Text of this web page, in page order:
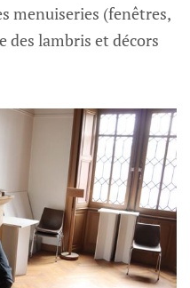
menuiseries (fenêtres,
des lambris et décors